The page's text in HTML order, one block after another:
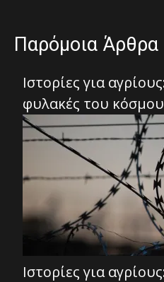
Παρόμοια Άρθρα
Ιστορίες για
φυλακές του κόσμου
Ιστορίες για